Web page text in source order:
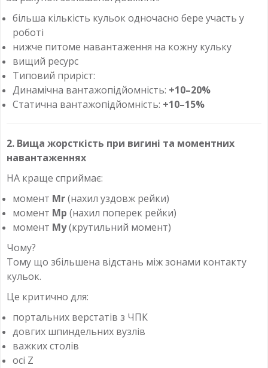
більша кількість кульок одночасно бере участь у
роботі
нижче питомe навантаження на кожну кульку
вищий ресурс
Типовий приріст:
Динамічна вантажопідйомність: +10–20%
Статична вантажопідйомність: +10–15%
2. Вища жорсткість при вигині та моментних
навантаженнях
HA краще сприймає:
момент Mr(нахил уздовж рейки)
момент Mp (нахил поперек рейки)
момент My(крутильний момент)
Чому?
Тому що збільшена відстань між зонами контакту
кульок.
Це критично для:
портальних верстатів з ЧПК
довгих шпиндельних вузлів
важких столів
осі Z